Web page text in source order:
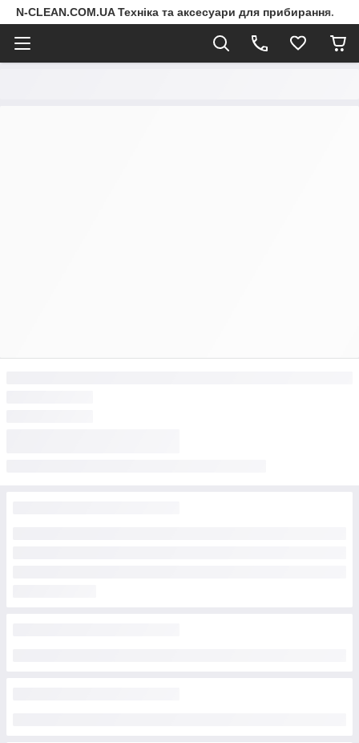
N-CLEAN.COM.UA Техніка та аксесуари для прибирання.